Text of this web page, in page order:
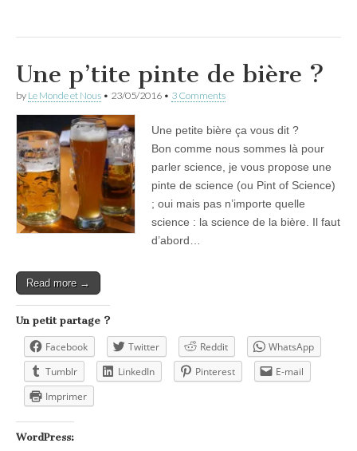
Une p’tite pinte de bière ?
by Le Monde et Nous • 23/05/2016 • 3 Comments
Une petite bière ça vous dit ?
Bon comme nous sommes là pour
parler science, je vous propose une
pinte de science (ou Pint of Science)
; oui mais pas n’importe quelle
science : la science de la bière. Il faut
d’abord…
Read more →
Un petit partage ?
Facebook Twitter Reddit
WhatsApp
Tumblr
LinkedIn Pinterest
E-mail
Imprimer
WordPress: